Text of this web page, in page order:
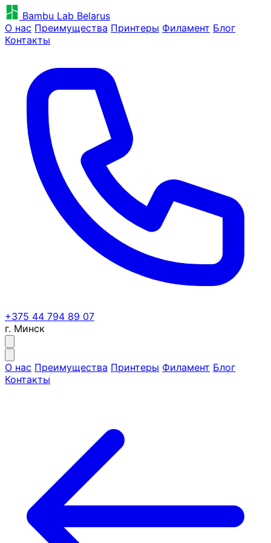
Bambu Lab Belarus
О нас Преимущества Принтеры Филамент Блог
Контакты
+375 44 794 89 07
г. Минск
О нас Преимущества Принтеры Филамент Блог
Контакты